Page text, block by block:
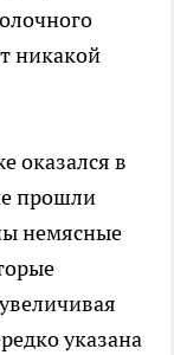
никакой
оказался в
прошли
немясные
указана